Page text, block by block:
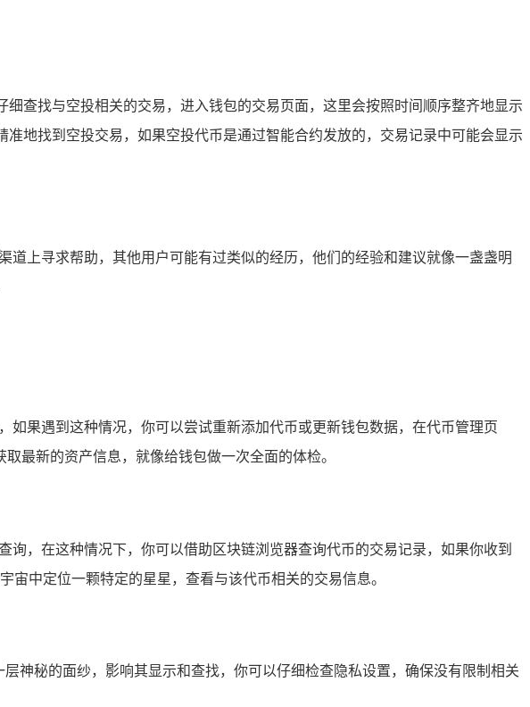
查找与空投相关的交易，进入钱包的交易页面，这里会按照时间顺序整齐地显示
地找到空投交易，如果空投代币是通过智能合约发放的，交易记录中可能会显示
上寻求帮助，其他用户可能有过类似的经历，他们的经验和建议就像一盏盏明
果遇到这种情况，你可以尝试重新添加代币或更新钱包数据，在代币管理页
最新的资产信息，就像给钱包做一次全面的体检。
，在这种情况下，你可以借助区块链浏览器查询代币的交易记录，如果你收到
宙中定位一颗特定的星星，查看与该代币相关的交易信息。
神秘的面纱，影响其显示和查找，你可以仔细检查隐私设置，确保没有限制相关